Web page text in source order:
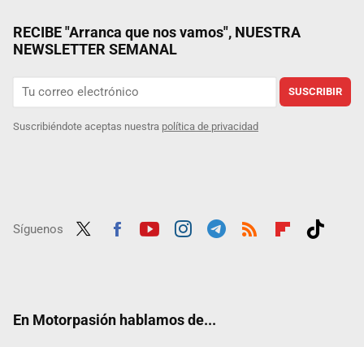
RECIBE "Arranca que nos vamos", NUESTRA
NEWSLETTER SEMANAL
SUSCRIBIR
Suscribiéndote aceptas nuestra política de privacidad
Síguenos
En Motorpasión hablamos de...